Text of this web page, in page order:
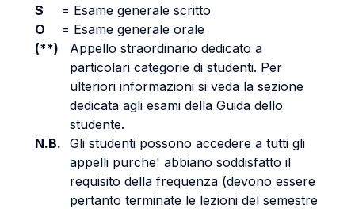
S = Esame generale scritto
O
= Esame generale orale
(**)
Appello straordinario dedicato a
particolari categorie di studenti. Per
ulteriori informazioni si veda la sezione
dedicata agli esami della Guida dello
studente.
N.B. Gli studenti possono accedere a tutti gli
appelli purche' abbiano soddisfatto il
requisito della frequenza (devono essere
pertanto terminate le lezioni del semestre